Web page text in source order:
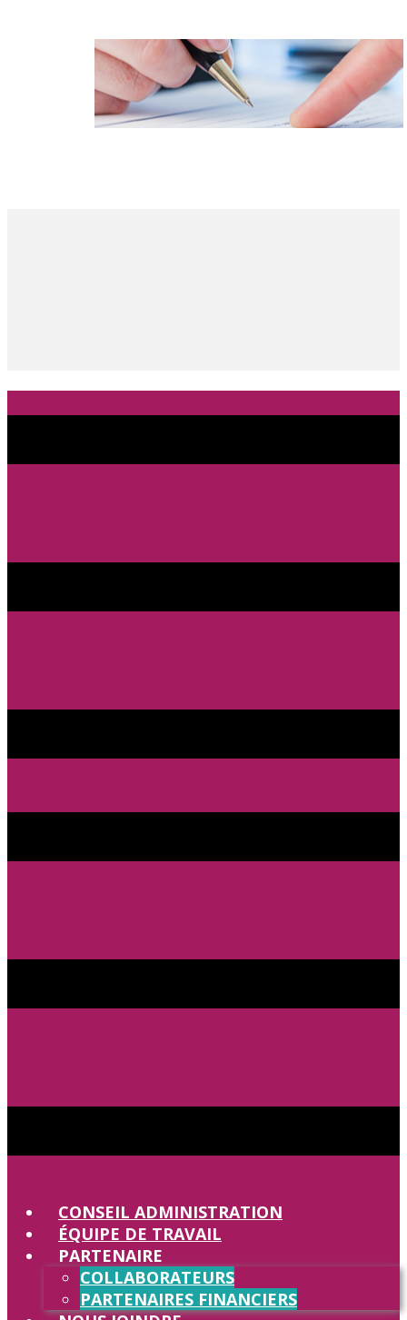
CONSEIL ADMINISTRATION
ÉQUIPE DE TRAVAIL
PARTENAIRE
COLLABORATEURS
PARTENAIRES FINANCIERS